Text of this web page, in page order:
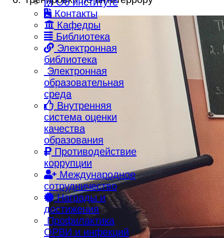
Контакты
Кафедры
Библиотека
Электронная
библиотека
Электронная
образовательная
среда
Внутренняя
система оценки
качества
образования
Противодействие
коррупции
Международное
сотрудничество
Награды и
достижения
Профилактика
ОРВИ и инфекций